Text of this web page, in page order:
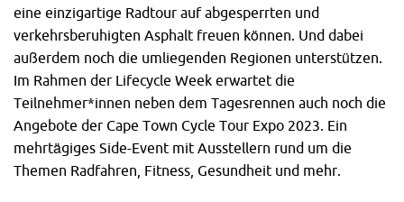
eine einzigartige Radtour auf abgesperrten und
verkehrsberuhigten Asphalt freuen können. Und dabei
außerdem noch die umliegenden Regionen unterstützen.
Im Rahmen der Lifecycle Week erwartet die
Teilnehmer*innen neben dem Tagesrennen auch noch die
Angebote der Cape Town Cycle Tour Expo 2023. Ein
mehrtägiges Side-Event mit Ausstellern rund um die
Themen Radfahren, Fitness, Gesundheit und mehr.